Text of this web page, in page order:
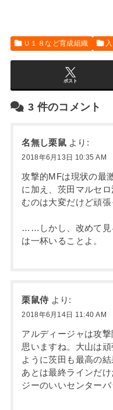
Ｕ１８など育成組織
ポスト
3 件のコメント
名無し栗鼠 より:
2018年6月13日 10:35 AM
攻撃的MFは現状の最
に加え、茨田マルセ
むのは大変だけど頑張
……しかし、改めて見
は一杯いることよ。
栗鼠侍 より:
2018年6月14日 11:40 AM
アルディージャは攻
思いますね。大山は
ように茨田も最高の結
あとは最終ラインだ
ジーのいいセンター